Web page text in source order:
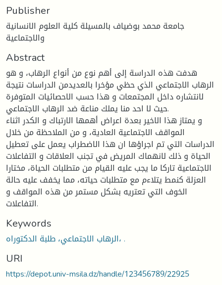
Publisher
جامعة محمد بوضياف بالمسيلة كلية العلوم الانسانية
والاجتماعية
Abstract
هدفت هذه الدراسة إلى أهم نوع من أنواع الرهاب، و هو
الرهاب الاجتماعي الذي حظي مؤخرا بالعديدمن الدراسات نتيجة
لانتشاره داخل المجتمعات و هذا حسب الاحصائيات المتوفرة
حيث لا احد منا يملك مناعة ضد الرهاب الاجتماعي.
و يمتاز هذا الاخير بعدة اعراض أهمها الارتباك و الكدر اثناء
المواقف الاجتماعية العادية، و من الملاحظة من خلال
الدراسات التي تم اجراؤها ان هذا الاضطراب يعمل على تعطيل
الحياة و ذلك لانهماك المريض في تجنب العلاقات و التفاعلات
الاجتماعية تاركا ما يجب عليه القيام من متطلبات الحياة، مختارا
العزلة كنمط يتلاءم مع متطلبات حياته، مما يخفف عليه حالة
الخوف التي تعتريه بشكل مستمر من هذه المواقف و
التفاعلات.
Keywords
الرهاب الاجتماعي، طلبة الدكتوراه، .
URI
https://depot.univ-msila.dz/handle/123456789/22925